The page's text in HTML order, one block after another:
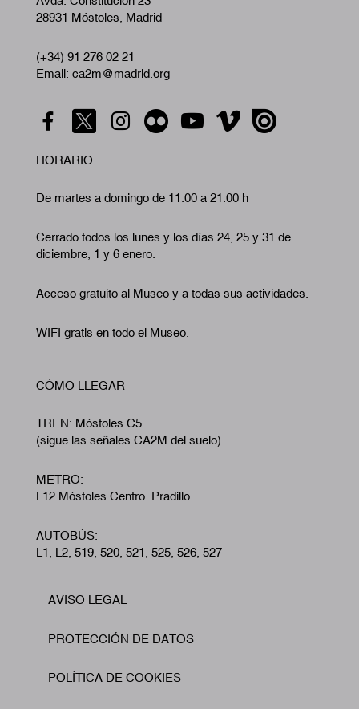
28931 Móstoles, Madrid
(+34) 91 276 02 21
Email: ca2m@madrid.org
HORARIO
De martes a domingo de 11:00 a 21:00 h
Cerrado todos los lunes y los días 24, 25 y 31 de
diciembre, 1 y 6 enero.
Acceso gratuito al Museo y a todas sus actividades.
WIFI gratis en todo el Museo.
CÓMO LLEGAR
TREN: Móstoles C5
(sigue las señales CA2M del suelo)
METRO:
L12 Móstoles Centro. Pradillo
AUTOBÚS:
L1, L2, 519, 520, 521, 525, 526, 527
Footer
AVISO LEGAL
PROTECCIÓN DE DATOS
POLÍTICA DE COOKIES